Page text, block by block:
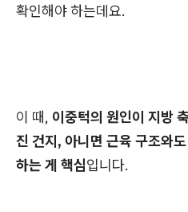
확인해야 하는데요.
이 때, 이중턱의 원인이 지방
진 건지, 아니면 근육 구조와
하는 게 핵심입니다.